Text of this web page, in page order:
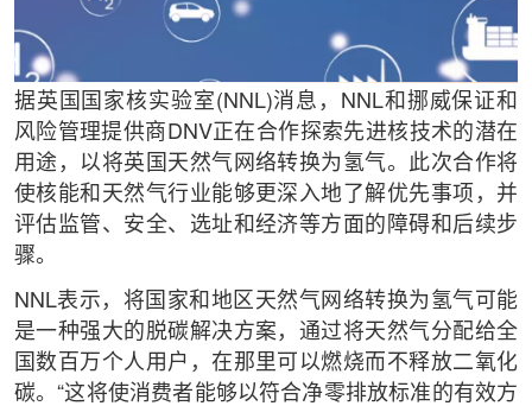
据英国国家核实验室(NNL)消息，NNL和挪威保证和
风险管理提供商DNV正在合作探索先进核技术的潜在
用途，以将英国天然气网络转换为氢气。此次合作将
使核能和天然气行业能够更深入地了解优先事项，并
评估监管、安全、选址和经济等方面的障碍和后续步
骤。
NNL表示，将国家和地区天然气网络转换为氢气可能
是一种强大的脱碳解决方案，通过将天然气分配给全
国数百万个人用户，在那里可以燃烧而不释放二氧化
碳。“这将使消费者能够以符合净零排放标准的有效方